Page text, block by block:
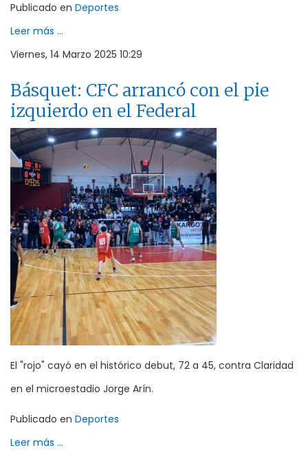
Publicado en Deportes
Leer más ...
Viernes, 14 Marzo 2025 10:29
Básquet: CFC arrancó con el pie
izquierdo en el Federal
El "rojo" cayó en el histórico debut, 72 a 45, contra Claridad
en el microestadio Jorge Arín.
Publicado en Deportes
Leer más ...